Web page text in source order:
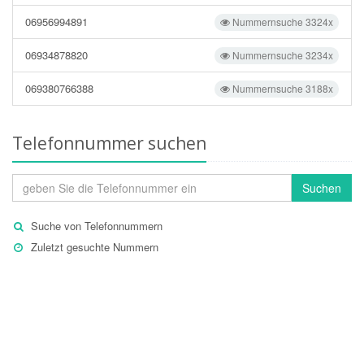
Nummernsuche 3324x
06956994891
Nummernsuche 3234x
06934878820
Nummernsuche 3188x
069380766388
Telefonnummer suchen
Suchen
Suche von Telefonnummern
Zuletzt gesuchte Nummern